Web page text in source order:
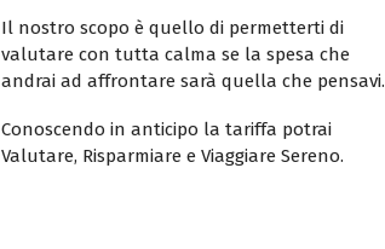
Il nostro scopo è quello di permetterti di
valutare con tutta calma se la spesa che
andrai ad affrontare sarà quella che pensavi.
Conoscendo in anticipo la tariffa potrai
Valutare, Risparmiare e Viaggiare Sereno.